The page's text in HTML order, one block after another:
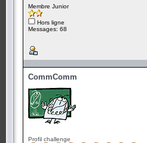
Membre Junior
Hors ligne
Messages: 68
CommComm
Profil challenge